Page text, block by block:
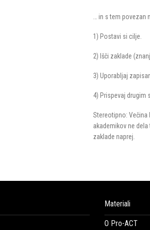
… in s tem
1) Postavi si cilje.
2) Išči zaklade
3) Uporabljaj
4) Prispevaj drugim
Stereotipno: Večina
akademikov ne
zaklade naprej.
Materiali
O Pro-ACT